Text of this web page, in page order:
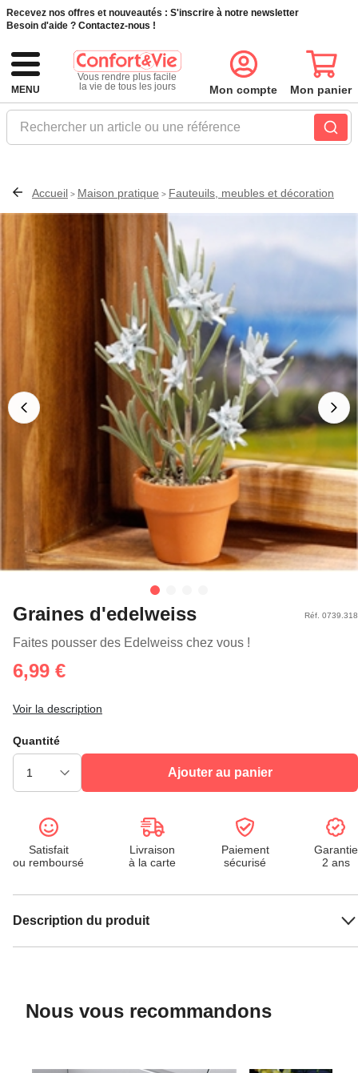
Recevez nos offres et nouveautés : S'inscrire à notre newsletter
Besoin d'aide ? Contactez-nous !
MENU
Vous rendre plus facile
la vie de tous les jours
Rechercher un article ou une référence
Mon compte Mon panier
Accueil > Maison pratique > Fauteuils, meubles et décoration
Graines d'edelweiss
Faites pousser des Edelweiss chez vous !
Réf. 0739.318
6,99 €
Voir la description
Quantité
Ajouter au panier
Satisfait
ou remboursé
Livraison
à la carte
Paiement
sécurisé
Garantie
2 ans
Description du produit
Nous vous recommandons